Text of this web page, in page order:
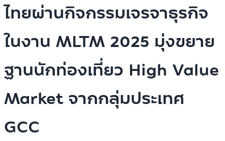
ไทยผ่านกิจกรรมเจรจาธุรกิจ
ในงาน MLTM 2025 มุ่งขยาย
ฐานนักท่องเที่ยว High Value
Market จากกลุ่มประเทศ
GCC